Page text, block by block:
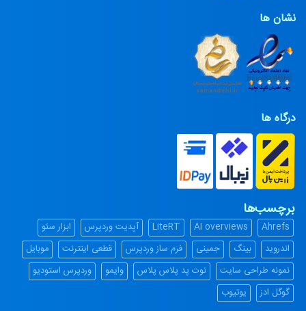
نشان ها
درگاه ها
برچسب‌ها
Ahrefs
AI overviews
LiteRT آپدیت وردپرس
ابزار سئو
اندروید
بینگ جمینی فرم ساز وردپرس قطعی اینترنت
موبایل
نمونه طراحی سایت
نوت پد پلاس پلاس وایمو
وردپرس استودیو
گوگل ادز
یوتیوب